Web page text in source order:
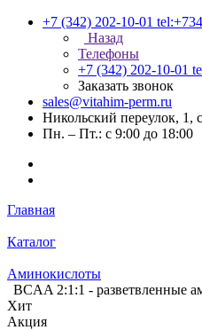
+7 (342) 202-10-01
Назад
Телефоны
+7 (342) 202-10-01
Заказать звонок
sales@vitahim-perm.ru
Никольский переулок, 1,
Пн. – Пт.: с 9:00 до 18:00
Главная
Каталог
Аминокислоты
BCAA 2:1:1 - разветвленные
Хит
Акция